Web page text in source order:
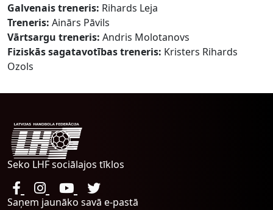
Galvenais treneris: Rihards Leja
Treneris: Ainārs Pāvils
Vārtsargu treneris: Andris Molotanovs
Fiziskās sagatavotības treneris: Kristers Rihards
Ozols
Seko LHF sociālajos tīklos
Saņem jaunāko savā e-pastā